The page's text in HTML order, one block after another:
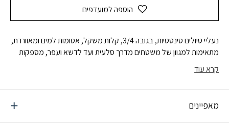
הוספה למועדפים
נעליי טיולים סינטטיות, בגובה 3/4, קלות משקל, אטומות למים ומאווררת,
מתאימות למגוון של משטחים מדרך סלעית ועד לדשא ועפר, מספקות
שטח
קרא עוד
מאפיינים